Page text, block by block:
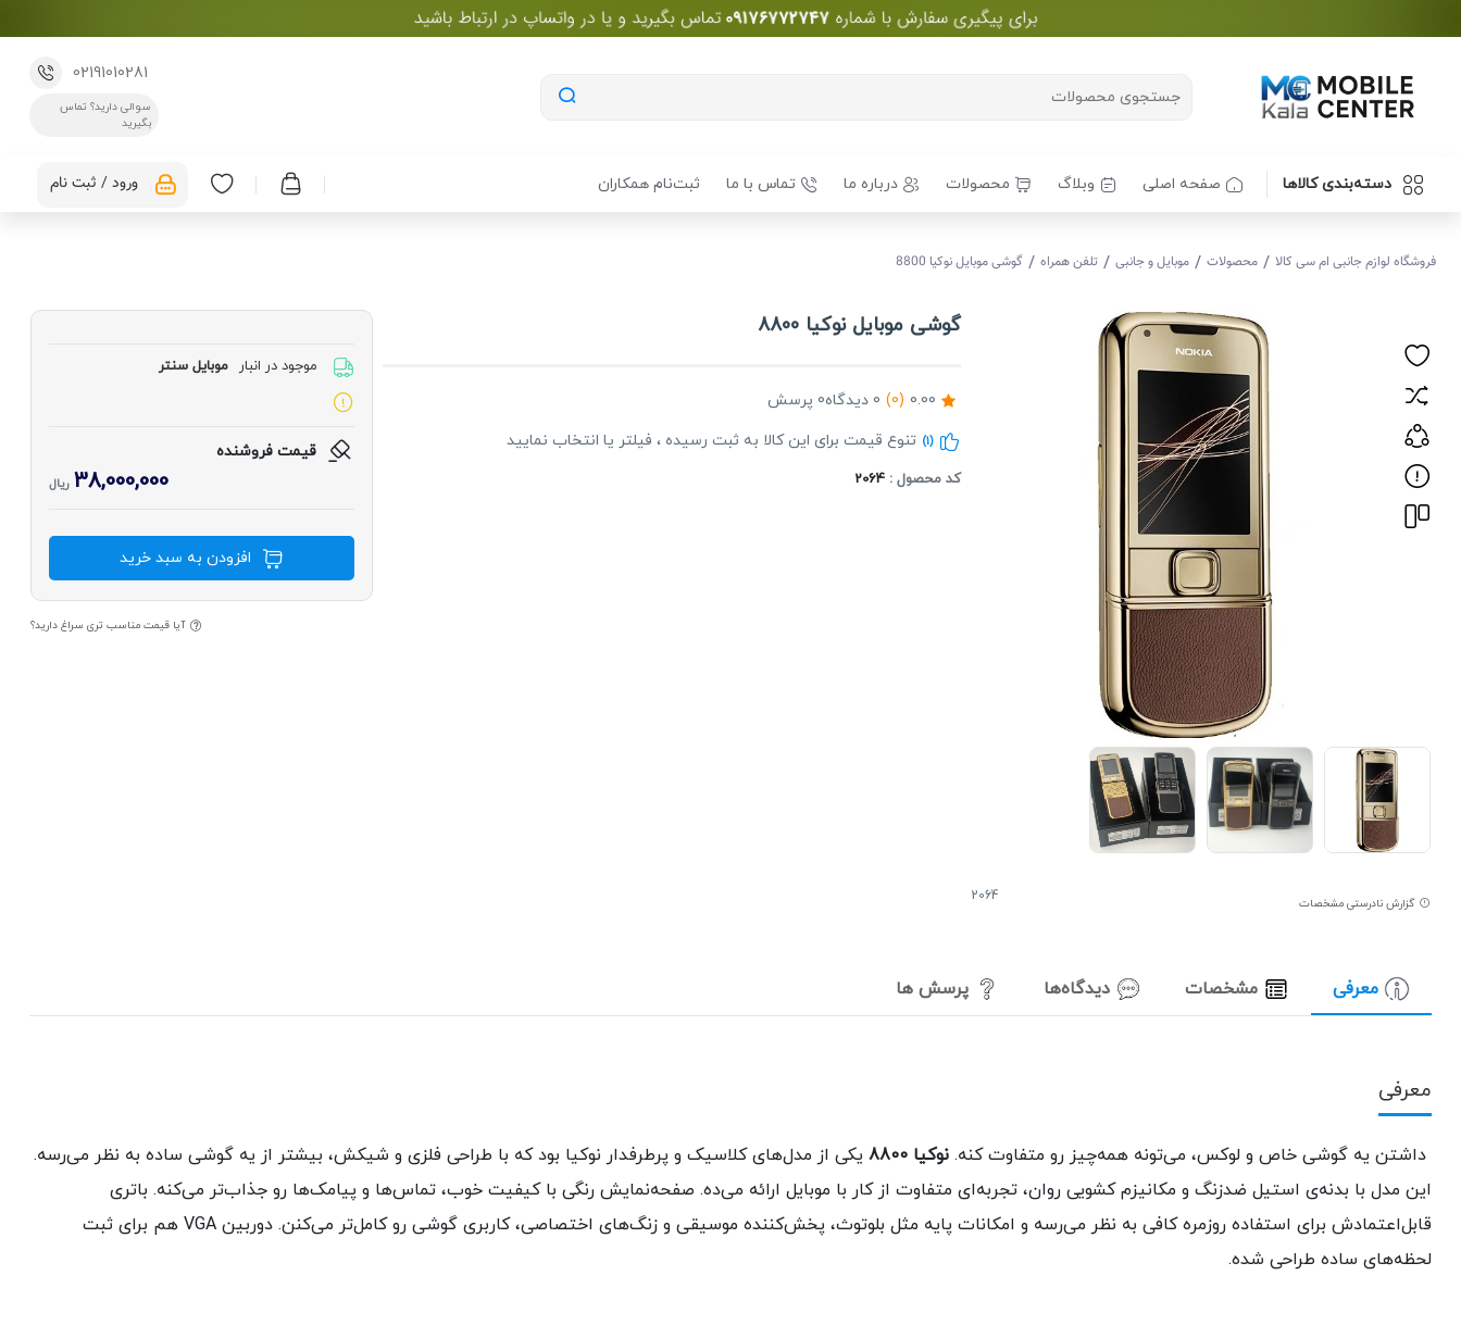
02191010281
سوالی دارید؟ تماس
بگیرید
دسته‌بندی کالاها صفحه اصلی وبلاگ محصولات درباره ما تماس با ما ثبت‌نام همکاران ورود / ثبت نام
فروشگاه لوازم جانبی ام سی کالا / محصولات / موبایل و جانبی / تلفن همراه / گوشی موبایل نوکیا 8800
گزارش نادرستی مشخصات 2064
گوشی موبایل نوکیا 8800
0.00
(0) 0 دیدگاه 0 پرسش
(1) تنوع قیمت برای این کالا به ثبت رسیده ، فیلتر یا انتخاب نمایید
کد محصول :2064
موجود در انبار موبایل سنتر
قیمت فروشنده
38,000,000 ریال
افزودن به سبد خرید
آیا قیمت مناسب تری سراغ دارید؟
معرفی مشخصات دیدگاه‌ها پرسش ها
معرفی
داشتن یه گوشی خاص و لوکس، می‌تونه همه‌چیز رو متفاوت کنه. نوکیا 8800
یکی از مدل‌های کلاسیک و پرطرفدار نوکیا بود که با طراحی فلزی و شیکش، بیشتر از یه گوشی ساده به نظر می‌رسه.
این مدل با بدنه‌ی استیل ضدزنگ و مکانیزم کشویی روان، تجربه‌ای متفاوت از کار با موبایل ارائه می‌ده. صفحه‌نمایش رنگی با کیفیت خوب، تماس‌ها و پیامک‌ها رو جذاب‌تر می‌کنه. باتری
قابل‌اعتمادش برای استفاده روزمره کافی به نظر می‌رسه و امکانات پایه مثل بلوتوث، پخش‌کننده موسیقی و زنگ‌های اختصاصی، کاربری گوشی رو کامل‌تر می‌کنن. دوربین VGA هم برای ثبت
لحظه‌های ساده طراحی شده.